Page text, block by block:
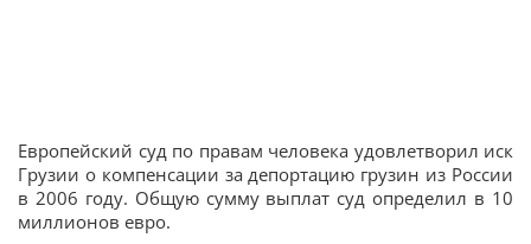
Европейский суд по правам человека удовлетворил иск
Грузии о компенсации за депортацию грузин из России
в 2006 году. Общую сумму выплат суд определил в 10
миллионов евро.